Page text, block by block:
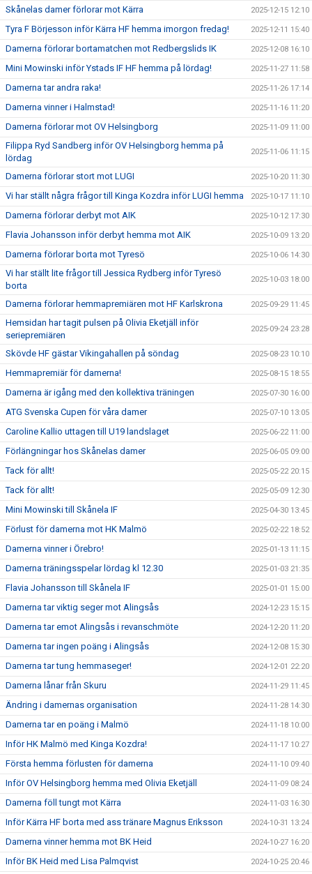
Skånelas damer förlorar mot Kärra 2025-12-15 12:10
Tyra F Börjesson inför Kärra HF hemma imorgon fredag! 2025-12-11 15:40
Damerna förlorar bortamatchen mot Redbergslids IK 2025-12-08 16:10
Mini Mowinski inför Ystads IF HF hemma på lördag! 2025-11-27 11:58
Damerna tar andra raka! 2025-11-26 17:14
Damerna vinner i Halmstad! 2025-11-16 11:20
Damerna förlorar mot OV Helsingborg 2025-11-09 11:00
Filippa Ryd Sandberg inför OV Helsingborg hemma på
lördag
2025-11-06 11:15
Damerna förlorar stort mot LUGI 2025-10-20 11:30
Vi har ställt några frågor till Kinga Kozdra inför LUGI hemma 2025-10-17 11:10
Damerna förlorar derbyt mot AIK 2025-10-12 17:30
Flavia Johansson inför derbyt hemma mot AIK 2025-10-09 13:20
Damerna förlorar borta mot Tyresö 2025-10-06 14:30
Vi har ställt lite frågor till Jessica Rydberg inför Tyresö
borta
2025-10-03 18:00
Damerna förlorar hemmapremiären mot HF Karlskrona 2025-09-29 11:45
Hemsidan har tagit pulsen på Olivia Eketjäll inför
seriepremiären
2025-09-24 23:28
Skövde HF gästar Vikingahallen på söndag 2025-08-23 10:10
Hemmapremiär för damerna! 2025-08-15 18:55
Damerna är igång med den kollektiva träningen 2025-07-30 16:00
ATG Svenska Cupen för våra damer 2025-07-10 13:05
Caroline Kallio uttagen till U19 landslaget 2025-06-22 11:00
Förlängningar hos Skånelas damer 2025-06-05 09:00
Tack för allt! 2025-05-22 20:15
Tack för allt! 2025-05-09 12:30
Mini Mowinski till Skånela IF 2025-04-30 13:45
Förlust för damerna mot HK Malmö 2025-02-22 18:52
Damerna vinner i Örebro! 2025-01-13 11:15
Damerna träningsspelar lördag kl 12.30 2025-01-03 21:35
Flavia Johansson till Skånela IF 2025-01-01 15:00
Damerna tar viktig seger mot Alingsås 2024-12-23 15:15
Damerna tar emot Alingsås i revanschmöte 2024-12-20 11:20
Damerna tar ingen poäng i Alingsås 2024-12-08 15:30
Damerna tar tung hemmaseger! 2024-12-01 22:20
Damerna lånar från Skuru 2024-11-29 11:45
Ändring i damernas organisation 2024-11-28 14:30
Damerna tar en poäng i Malmö 2024-11-18 10:00
Inför HK Malmö med Kinga Kozdra! 2024-11-17 10:27
Första hemma förlusten för damerna 2024-11-10 09:40
Inför OV Helsingborg hemma med Olivia Eketjäll 2024-11-09 08:24
Damerna föll tungt mot Kärra 2024-11-03 16:30
Inför Kärra HF borta med ass tränare Magnus Eriksson 2024-10-31 13:24
Damerna vinner hemma mot BK Heid 2024-10-27 16:20
Inför BK Heid med Lisa Palmqvist 2024-10-25 20:46